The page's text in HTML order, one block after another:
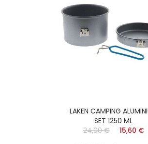
LAKEN CAMPING
SET 1250 ML
24,00 €
15,60 €